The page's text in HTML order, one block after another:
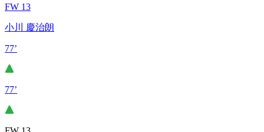
FW 13
小川 慶治朗
77’
77’